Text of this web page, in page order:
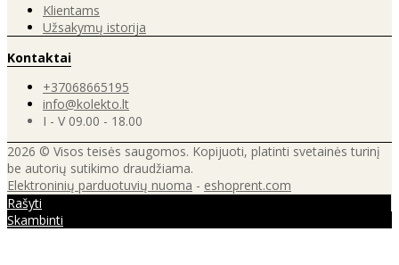
Klientams
Užsakymų istorija
Kontaktai
+37068665195
info@kolekto.lt
I - V 09.00 - 18.00
2026 © Visos teisės saugomos. Kopijuoti, platinti svetainės turinį
be autorių sutikimo draudžiama.
Elektroninių parduotuvių nuoma - eshoprent.com
Rašyti
Skambinti